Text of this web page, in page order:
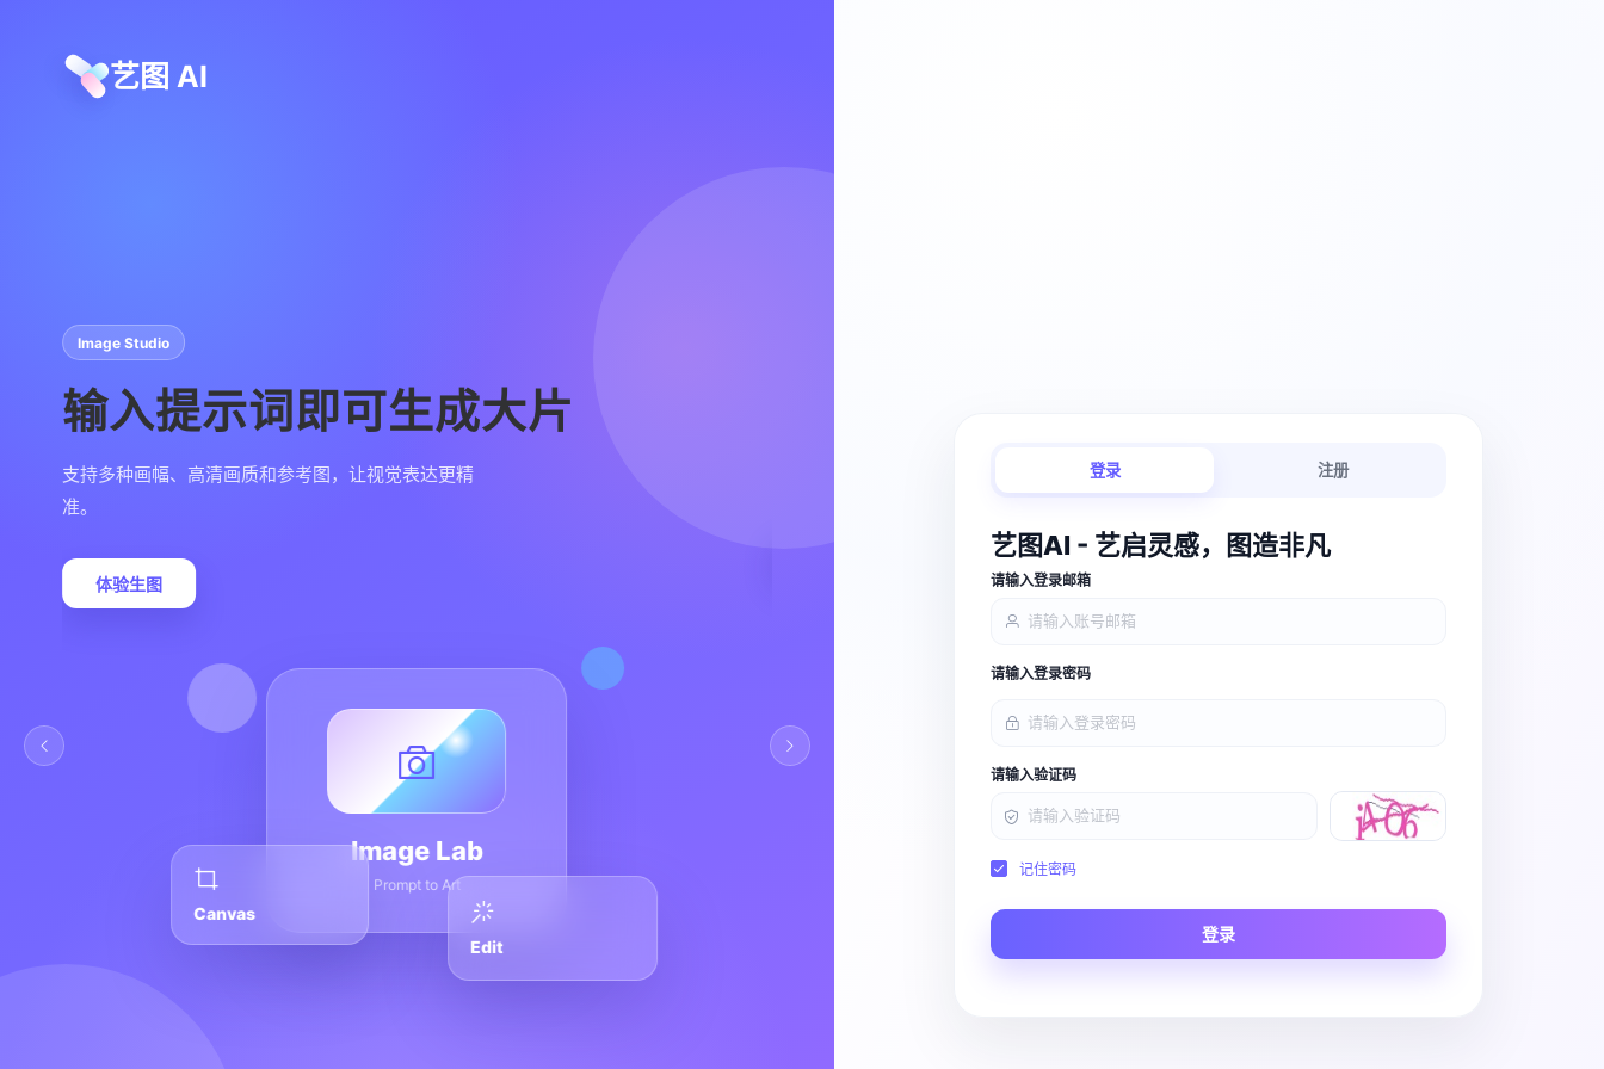
艺图 AI
Image Studio
输入提示词即可生成大片
支持多种画幅、高清画质和参考图，让视觉表达更精
准。
体验生图
Image Lab
Prompt to Art
Edit
Canvas
从脚本、分镜到视频生成，保持创作链路连贯顺畅。
Scene
登录 注册
艺图AI - 艺启灵感，图造非凡
请输入登录邮箱
请输入登录密码
请输入验证码
记住密码
登录